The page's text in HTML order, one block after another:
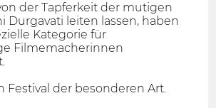
der Tapferkeit der mutigen
Durgavati leiten lassen, haben
Kategorie für
Filmemacherinnen
Festival der besonderen Art.